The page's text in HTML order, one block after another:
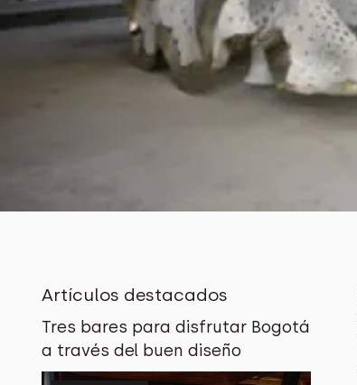
Artículos destacados
Tres bares para disfrutar Bogotá
a través del buen diseño